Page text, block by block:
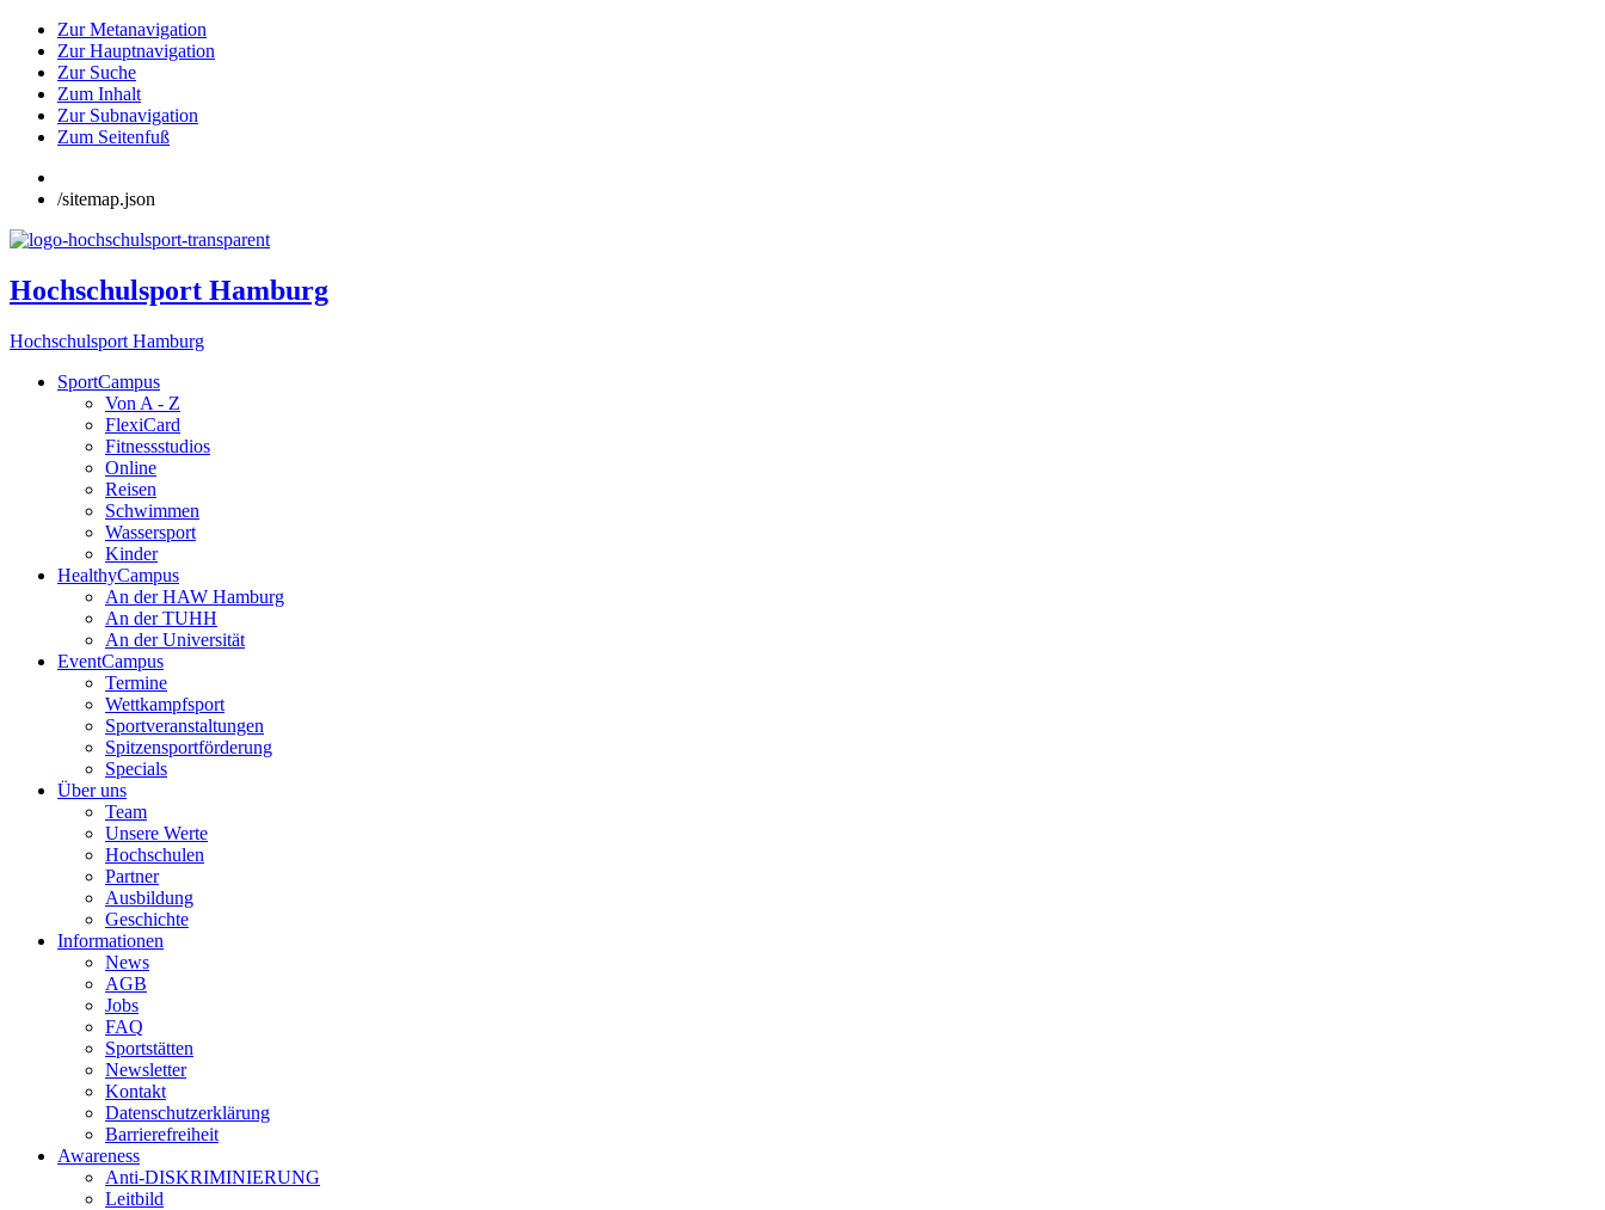
Zur Metanavigation
Zur Hauptnavigation
Zur Suche
Zum Inhalt
Zur Subnavigation
Zum Seitenfuß
/sitemap.json
Hochschulsport Hamburg
Hochschulsport Hamburg
SportCampus
Von A - Z
FlexiCard
Fitnessstudios
Online
Reisen
Schwimmen
Wassersport
Kinder
HealthyCampus
An der HAW Hamburg
An der TUHH
An der Universität
EventCampus
Termine
Wettkampfsport
Sportveranstaltungen
Spitzensportförderung
Specials
Über uns
Team
Unsere Werte
Hochschulen
Partner
Ausbildung
Geschichte
Informationen
News
AGB
Jobs
FAQ
Sportstätten
Newsletter
Kontakt
Datenschutzerklärung
Barrierefreiheit
Awareness
Anti-DISKRIMINIERUNG
Leitbild